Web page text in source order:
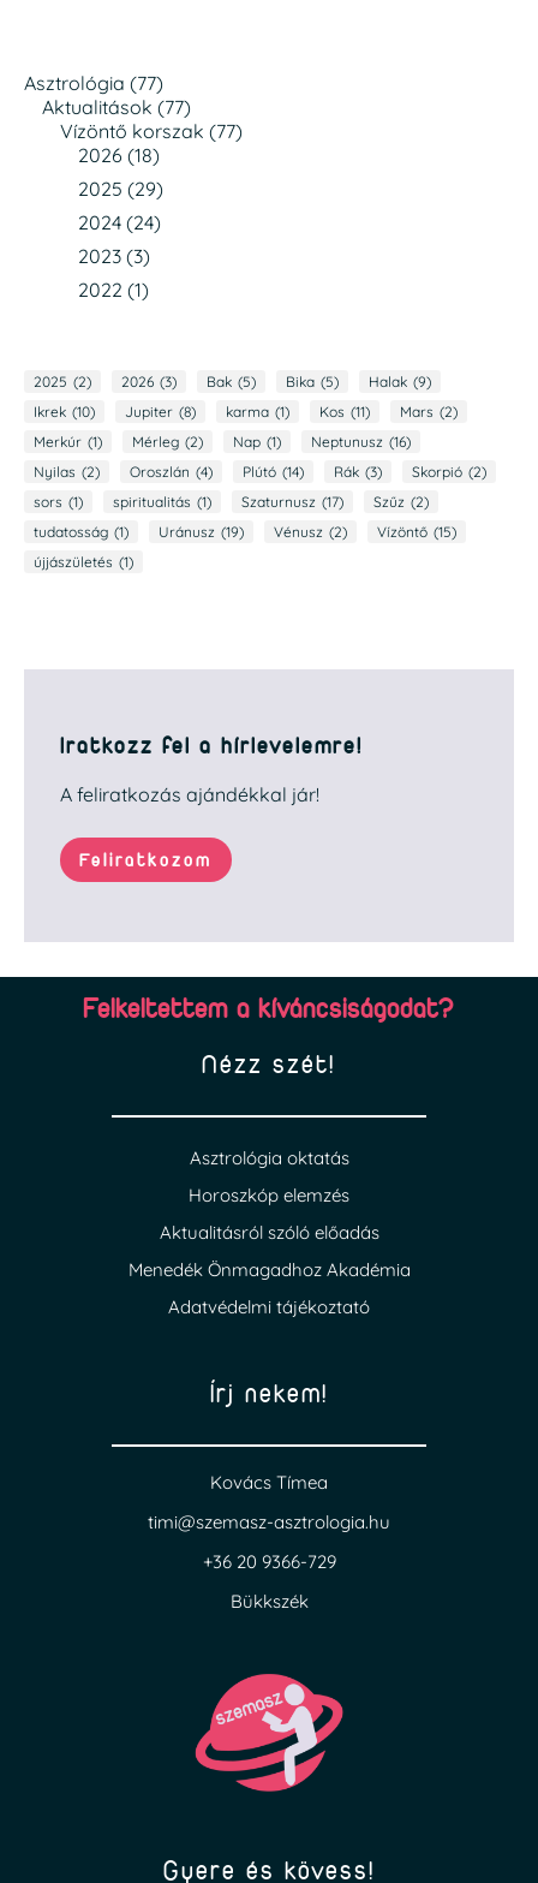
Asztrológia (77)
Aktualitások (77)
Vízöntő korszak (77)
2026 (18)
2025 (29)
2024 (24)
2023 (3)
2022 (1)
2025 (2) 2026 (3) Bak (5) Bika (5) Halak (9)
Ikrek (10) Jupiter (8) karma (1) Kos (11) Mars (2)
Merkúr (1) Mérleg (2) Nap (1) Neptunusz (16)
Nyilas (2) Oroszlán (4) Plútó (14) Rák (3) Skorpió (2)
sors (1) spiritualitás (1) Szaturnusz (17) Szűz (2)
tudatosság (1) Uránusz (19) Vénusz (2) Vízöntő (15)
újjászületés (1)
Iratkozz fel a hírlevelemre!
A feliratkozás ajándékkal jár!
Feliratkozom
Felkeltettem a kíváncsiságodat?
Nézz szét!
Asztrológia oktatás
Horoszkóp elemzés
Aktualitásról szóló előadás
Menedék Önmagadhoz Akadémia
Adatvédelmi tájékoztató
Írj nekem!
Kovács Tímea
timi@szemasz-asztrologia.hu
+36 20 9366-729
Bükkszék
Gyere és kövess!